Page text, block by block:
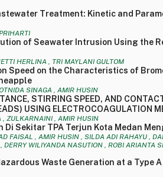
Treatment: Kinetic and
of Seawater Intrusion Using the
HERLINA , TRI MAYLANI GULTOM
Speed on the Characteristics of
SINAGA , AMIR HUSIN
STIRRING SPEED, AND
USING ELECTROCOAGULATION
, ZULKARNAINI , AMIR HUSIN
Sekitar TPA Terjun Kota Medan
FAISAL , AMIR HUSIN , SILDA ADI RAHAYU ,
WILIYANDA NASUTION , ROBI ARIANTA
Waste Generation at a Type